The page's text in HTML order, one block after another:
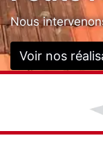
Nous
Voir nos